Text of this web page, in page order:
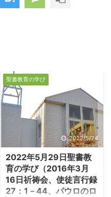
聖書教育の学び
2022/5/24
2022年5月29日聖書教
育の学び（2016年3月
16日祈祷会、使徒言行録
27：1－44、パウロのロ